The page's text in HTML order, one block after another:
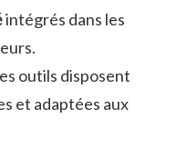
intégrés dans les
outils disposent
et adaptées aux